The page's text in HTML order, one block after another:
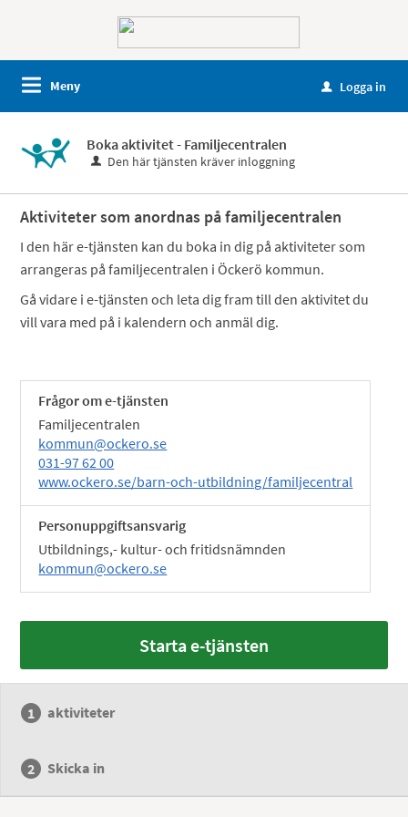
Meny u Logga in
Boka aktivitet - Familjecentralen
Den här tjänsten kräver inloggning
Aktiviteter som anordnas på familjecentralen
I den här e-tjänsten kan du boka in dig på aktiviteter som
arrangeras på familjecentralen i Öckerö kommun.
Gå vidare i e-tjänsten och leta dig fram till den aktivitet du
vill vara med på i kalendern och anmäl dig.
Frågor om e-tjänsten
Familjecentralen
kommun@ockero.se
031-97 62 00
www.ockero.se/barn-och-utbildning/familjecentral
Personuppgiftsansvarig
Utbildnings,- kultur- och fritidsnämnden
kommun@ockero.se
Starta e-tjänsten
aktiviteter
Skicka in